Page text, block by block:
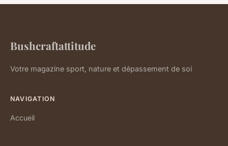
Bushcraftattitude
Votre magazine sport, nature et dépassement de soi
NAVIGATION
Accueil